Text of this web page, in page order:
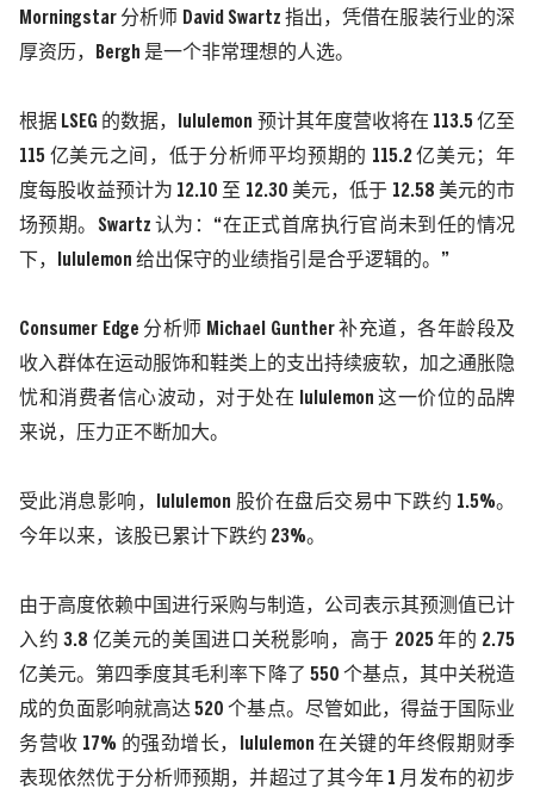
Morningstar 分析师 David Swartz 指出，凭借在服装行业的深
厚资历，
Bergh 是一个非常理想的人选。
根据 LSEG 的数据，l ululemon 预计其年度营收将在 113.5亿至
115 亿美元之间，低于分析师平均预期的 115.2亿美元；年
度每股收益预计为 12.10 至 12.30 美元，低于 12.58 美元的市
场预期。 Swartz 认为：“在正式首席执行官尚未到任的情况
下，l ululemon 给出保守的业绩指引是合乎逻辑的。”
Consumer Edge 分析师 Michael Gunther 补充道，各年龄段及
收入群体在运动服饰和鞋类上的支出持续疲软，加之通胀隐
忧和消费者信心波动，对于处在 l ululemon 这一价位的品牌
来说，压力正不断加大。
受此消息影响，l ululemon 股价在盘后交易中下跌约 1.5%。
今年以来，该股已累计下跌约 23%。
由于高度依赖中国进行采购与制造，公司表示其预测值已计
入约 3.8 亿美元的美国进口关税影响，高于 2025年的 2.75
亿美元。第四季度其毛利率下降了 550 个基点，其中关税造
成的负面影响就高达520个基点。 尽管如此，得益于国际业
务营收 17% 的强劲增长， ululemon在关键的年终假期财季
表现依然优于分析师预期，并超过了其今年 1 月发布的初步